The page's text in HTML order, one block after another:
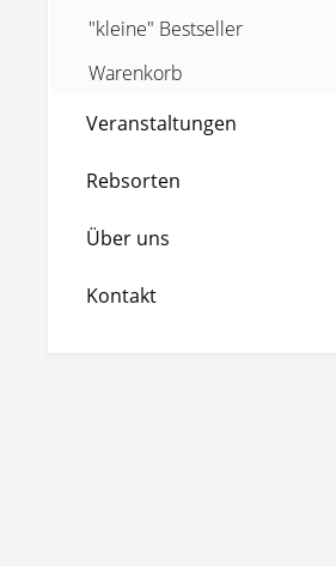
"kleine" Bestseller
Warenkorb
Veranstaltungen
Rebsorten
Über uns
Kontakt